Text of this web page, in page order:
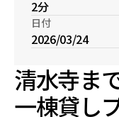
2分
日付
2026/03/24
清水寺ま
一棟貸し